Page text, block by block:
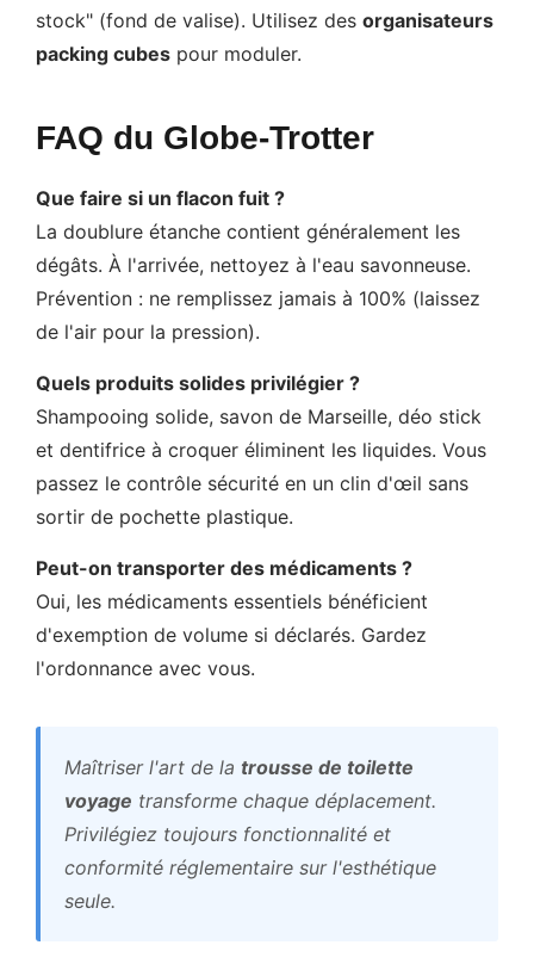
stock" (fond de valise). Utilisez des organisateurs
packing cubes pour moduler.
FAQ du Globe-Trotter
Que faire si un flacon fuit ?
La doublure étanche contient généralement les
dégâts. À l'arrivée, nettoyez à l'eau savonneuse.
Prévention : ne remplissez jamais à 100% (laissez
de l'air pour la pression).
Quels produits solides privilégier ?
Shampooing solide, savon de Marseille, déo stick
et dentifrice à croquer éliminent les liquides. Vous
passez le contrôle sécurité en un clin d'œil sans
sortir de pochette plastique.
Peut-on transporter des médicaments ?
Oui, les médicaments essentiels bénéficient
d'exemption de volume si déclarés. Gardez
l'ordonnance avec vous.
Maîtriser l'art de la trousse de toilette
voyage transforme chaque déplacement.
Privilégiez toujours fonctionnalité et
conformité réglementaire sur l'esthétique
seule.